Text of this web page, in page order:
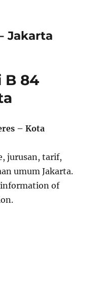
Jakarta
B 84
– Kota
jurusan, tarif,
umum Jakarta.
information of